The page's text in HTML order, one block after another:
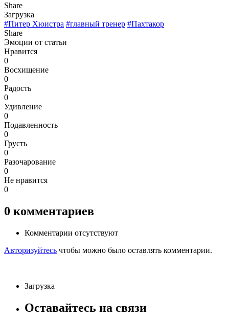
Share
Загрузка
#Питер Хюистра #главный тренер #Пахтакор
Share
Эмоции от статьи
Нравится
0
Восхищение
0
Радость
0
Удивление
0
Подавленность
0
Грусть
0
Разочарование
0
Не нравится
0
0 комментариев
Комментарии отсутствуют
Авторизуйтесь чтобы можно было оставлять комментарии.
Загрузка
Оставайтесь на связи